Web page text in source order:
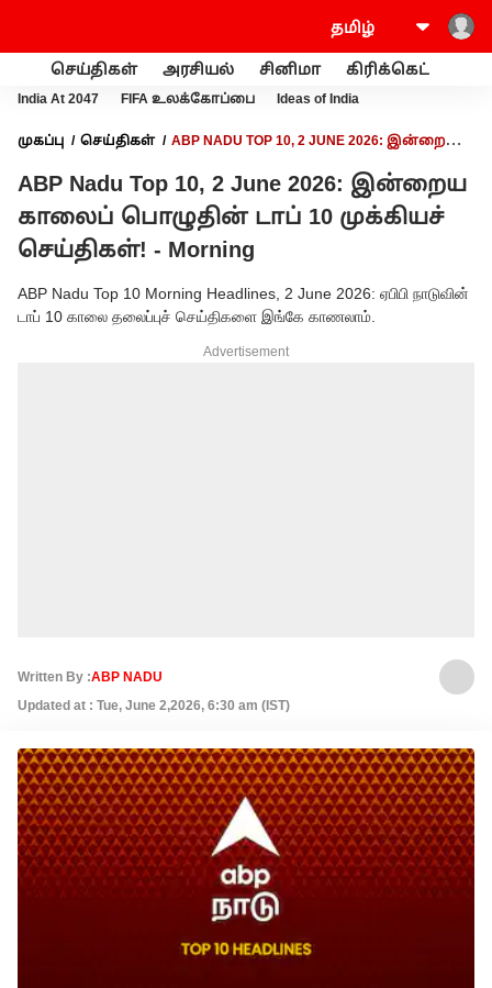
செய்திகள் அரசியல் சினிமா கிரிக்கெட்
India At 2047 FIFA உலக்கோப்பை Ideas of India
முகப்பு செய்திகள்
ABP NADU TOP 10, 2 JUNE 2026: இன்றைய
ABP Nadu Top 10, 2 June 2026: இன்றைய
காலைப் பொழுதின் டாப் 10 முக்கியச்
செய்திகள்! - Morning
ABP Nadu Top 10 Morning Headlines, 2 June 2026: ஏபிபி நாடுவின்
டாப் 10 காலை தலைப்புச் செய்திகளை இங்கே காணலாம்.
Advertisement
Written By :ABP NADU
Updated at : Tue, June 2,2026, 6:30 am (IST)